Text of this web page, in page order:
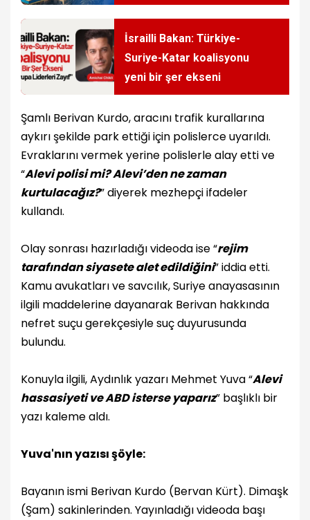
İsrailli Bakan: Türkiye-
Suriye-Katar koalisyonu
yeni bir şer ekseni
Şamlı Berivan Kurdo, aracını trafik kurallarına
aykırı şekilde park ettiği için polislerce uyarıldı.
Evraklarını vermek yerine polislerle alay etti ve
“Alevi polisi mi? Alevi’den ne zaman
kurtulacağız?” diyerek mezhepçi ifadeler
kullandı.
Olay sonrası hazırladığı videoda ise “rejim
tarafından siyasete alet edildiğini” iddia etti.
Kamu avukatları ve savcılık, Suriye anayasasının
ilgili maddelerine dayanarak Berivan hakkında
nefret suçu gerekçesiyle suç duyurusunda
bulundu.
Konuyla ilgili, Aydınlık yazarı Mehmet Yuva “Alevi
hassasiyeti ve ABD isterse yaparız” başlıklı bir
yazı kaleme aldı.
Yuva'nın yazısı şöyle:
Bayanın ismi Berivan Kurdo (Bervan Kürt). Dimaşk
(Şam) sakinlerinden. Yayınladığı videoda başı